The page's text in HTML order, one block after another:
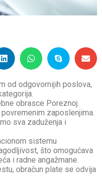
od odgovornijih poslova,
obrasce Poreznoj
zaposlenjima.
sva zaduženja i
sistemu
što omogućava
i radne angažmane.
obračun plate se odvija